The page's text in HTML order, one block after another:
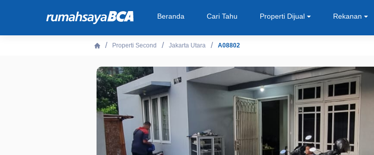
Beranda Cari Tahu Properti Dijual Rekanan
Properti Second Jakarta Utara A08802